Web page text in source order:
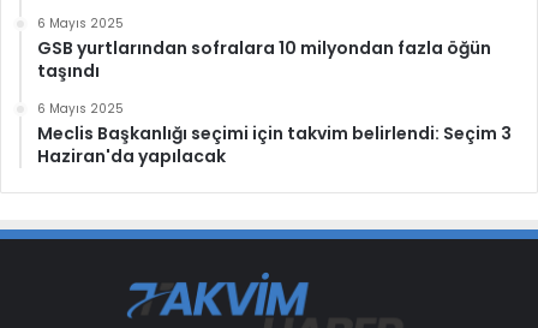
6 Mayıs 2025
GSB yurtlarından sofralara 10 milyondan fazla öğün
taşındı
6 Mayıs 2025
Meclis Başkanlığı seçimi için takvim belirlendi: Seçim 3
Haziran'da yapılacak